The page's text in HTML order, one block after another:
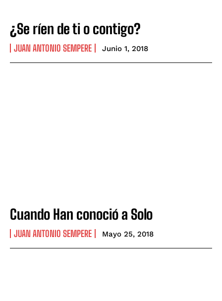
¿Se ríen de ti o contigo?
JUAN ANTONIO SEMPERE Junio 1, 2018
Cuando Han conoció a Solo
JUAN ANTONIO SEMPERE Mayo 25, 2018